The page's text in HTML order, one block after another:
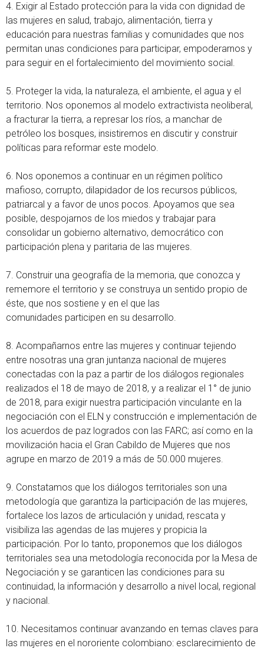
4. Exigir al Estado protección para la vida con dignidad de
las mujeres en salud, trabajo, alimentación, tierra y
educación para nuestras familias y comunidades que nos
permitan unas condiciones para participar, empoderarnos y
para seguir en el fortalecimiento del movimiento social.
5. Proteger la vida, la naturaleza, el ambiente, el agua y el
territorio. Nos oponemos al modelo extractivista neoliberal,
a fracturar la tierra, a represar los ríos, a manchar de
petróleo los bosques, insistiremos en discutir y construir
políticas para reformar este modelo.
6. Nos oponemos a continuar en un régimen político
mafioso, corrupto, dilapidador de los recursos públicos,
patriarcal y a favor de unos pocos. Apoyamos que sea
posible, despojarnos de los miedos y trabajar para
consolidar un gobierno alternativo, democrático con
participación plena y paritaria de las mujeres.
7. Construir una geografía de la memoria, que conozca y
rememore el territorio y se construya un sentido propio de
éste, que nos sostiene y en el que las
comunidades participen en su desarrollo.
8. Acompañarnos entre las mujeres y continuar tejiendo
entre nosotras una gran juntanza nacional de mujeres
conectadas con la paz a partir de los diálogos regionales
realizados el 18 de mayo de 2018, y a realizar el 1° de junio
de 2018, para exigir nuestra participación vinculante en la
negociación con el ELN y construcción e implementación de
los acuerdos de paz logrados con las FARC; así como en la
movilización hacia el Gran Cabildo de Mujeres que nos
agrupe en marzo de 2019 a más de 50.000 mujeres.
9. Constatamos que los diálogos territoriales son una
metodología que garantiza la participación de las mujeres,
fortalece los lazos de articulación y unidad, rescata y
visibiliza las agendas de las mujeres y propicia la
participación. Por lo tanto, proponemos que los diálogos
territoriales sea una metodología reconocida por la Mesa de
Negociación y se garanticen las condiciones para su
continuidad, la información y desarrollo a nivel local, regional
y nacional.
10. Necesitamos continuar avanzando en temas claves para
las mujeres en el nororiente colombiano: esclarecimiento de